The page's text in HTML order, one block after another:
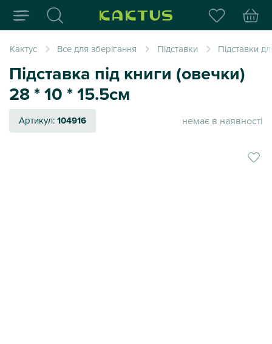
Інтернет-магазин
Кактус Все для зберігання Підставки Підставки
Підставка під книги (овечки)
28 * 10 * 15.5см
Артикул:104916 немає в наявності